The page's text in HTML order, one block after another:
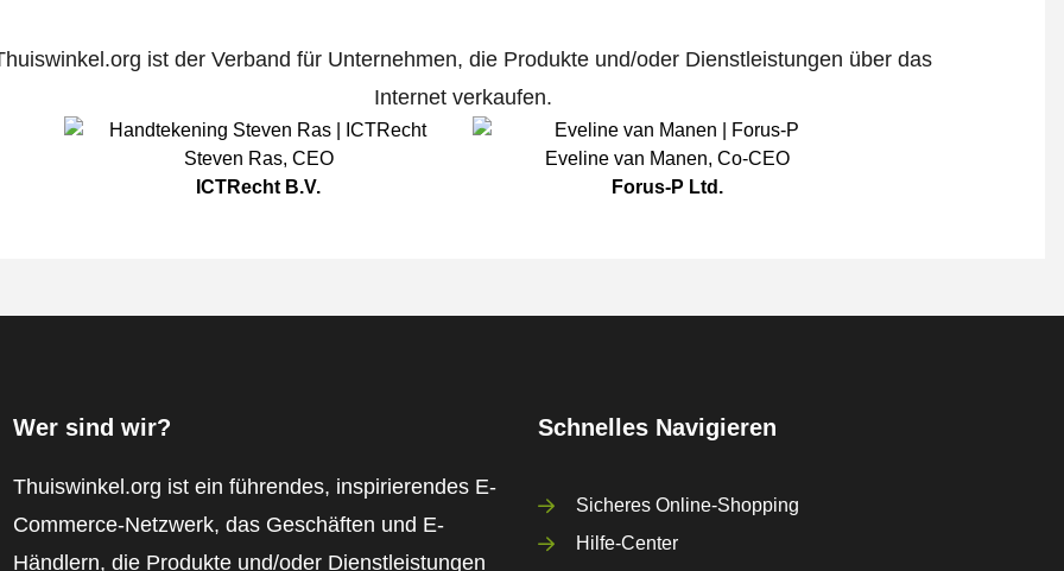
ist der Verband für Unternehmen, die Produkte und/oder Dienstleistungen über das
Internet verkaufen.
Steven Ras, CEO
ICTRecht B.V.
Eveline van Manen, Co-CEO
Forus-P Ltd.
Wer sind wir?
Thuiswinkel.org ist ein führendes, inspirierendes E-
Commerce-Netzwerk, das Geschäften und E-
Händlern, die Produkte und/oder Dienstleistungen
Schnelles Navigieren
Sicheres Online-Shopping
Hilfe-Center